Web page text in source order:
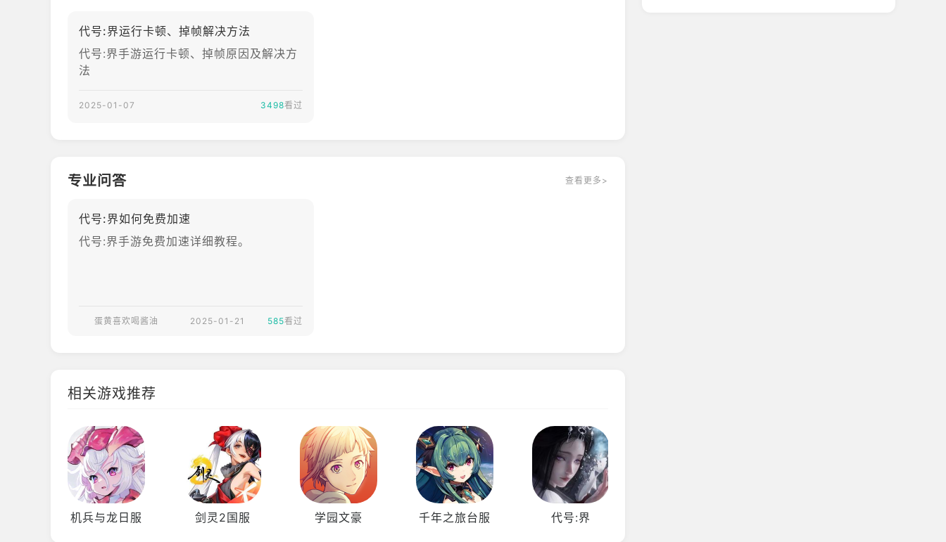
代号:界运行卡顿、掉帧解决方法
代号:界手游运行卡顿、掉帧原因及解决方
法
2025-01-07 3498看过
专业问答 查看更多>
代号:界如何免费加速
代号:界手游免费加速详细教程。
蛋黄喜欢喝酱油 2025-01-21 585看过
相关游戏推荐
机兵与龙日服 剑灵2国服 学园文豪 千年之旅台服 代号:界